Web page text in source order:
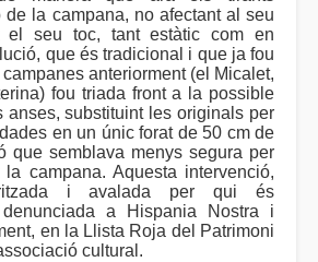
de la campana, no afectant al seu
el seu toc, tant estàtic com en
que és tradicional i que ja fou
anteriorment (el Micalet,
fou triada front a la possible
anses, substituint les originals per
en un únic forat de 50 cm de
que semblava menys segura per
campana. Aquesta intervenció,
i avalada per qui és
a Hispania Nostra i
en la Llista Roja del Patrimoni
cultural.